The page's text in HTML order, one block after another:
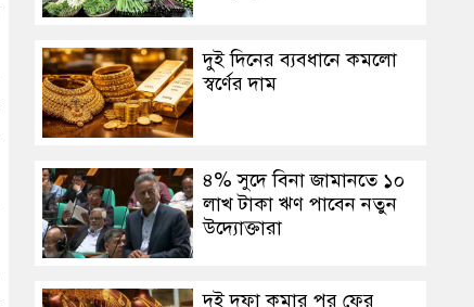
দুই দিনের ব্যবধানে কমলো
স্বর্ণের দাম
৪% সুদে বিনা জামানতে ১০
লাখ টাকা ঋণ পাবেন নতুন
উদ্যোক্তারা
দুই দফা কমার পর ফের